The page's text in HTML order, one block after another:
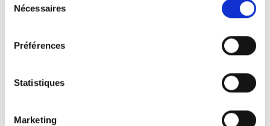
Nécessaires
Préférences
Statistiques
Marketing
Accès Handicapé